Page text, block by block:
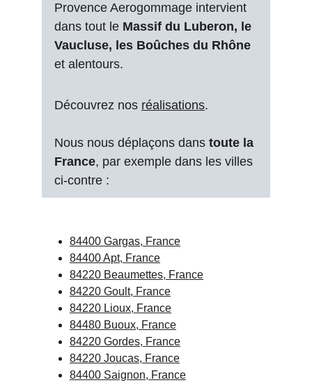
84400 Gargas, France
84400 Apt, France
84220 Beaumettes, France
84220 Goult, France
84220 Lioux, France
84480 Buoux, France
84220 Gordes, France
84220 Joucas, France
84400 Saignon, France
Provence Aerogommage intervient
dans tout le Massif du Luberon, le
Vaucluse, les Boûches du Rhône
et alentours.
Découvrez nos réalisations.
Nous nous déplaçons dans toute la
France, par exemple dans les villes
ci-contre :